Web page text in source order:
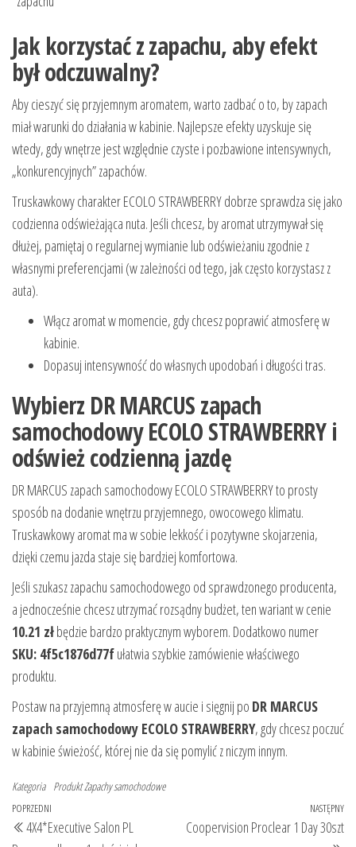
Jak korzystać z zapachu, aby efekt
był odczuwalny?
Aby cieszyć się przyjemnym aromatem, warto zadbać o to, by zapach
miał warunki do działania w kabinie. Najlepsze efekty uzyskuje się
wtedy, gdy wnętrze jest względnie czyste i pozbawione intensywnych,
„konkurencyjnych” zapachów.
Truskawkowy charakter ECOLO STRAWBERRY dobrze sprawdza się jako
codzienna odświeżająca nuta. Jeśli chcesz, by aromat utrzymywał się
dłużej, pamiętaj o regularnej wymianie lub odświeżaniu zgodnie z
własnymi preferencjami (w zależności od tego, jak często korzystasz z
auta).
Włącz aromat w momencie, gdy chcesz poprawić atmosferę w
kabinie.
Dopasuj intensywność do własnych upodobań i długości tras.
Wybierz DR MARCUS zapach
samochodowy ECOLO STRAWBERRY i
odśwież codzienną jazdę
DR MARCUS zapach samochodowy ECOLO STRAWBERRY to prosty
sposób na dodanie wnętrzu przyjemnego, owocowego klimatu.
Truskawkowy aromat ma w sobie lekkość i pozytywne skojarzenia,
dzięki czemu jazda staje się bardziej komfortowa.
Jeśli szukasz zapachu samochodowego od sprawdzonego producenta,
a jednocześnie chcesz utrzymać rozsądny budżet, ten wariant w cenie
10.21 złbędzie bardzo praktycznym wyborem. Dodatkowo numer
SKU: 4f5c1876d77fułatwia szybkie zamówienie właściwego
produktu.
Postaw na przyjemną atmosferę w aucie i sięgnij po DR MARCUS
zapach samochodowy ECOLO STRAWBERRY, gdy chcesz poczuć
w kabinie świeżość, której nie da się pomylić z niczym innym.
Kategoria ProduktZapachy samochodowe
Nawigacja
wpisu
Poprzedni
wpis
POPRZEDNI
4X4*Executive Salon PL
NASTĘPNY
Coopervision Proclear 1 Day 30szt